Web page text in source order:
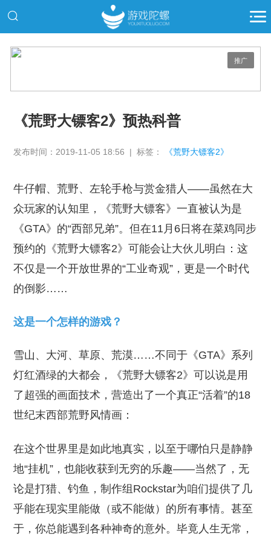
推广
《荒野大镖客2》预热科普
发布时间：2019-11-05 18:56 | 标签： 《荒野大镖客2》
牛仔帽、荒野、左轮手枪与赏金猎人——虽然在大
众玩家的认知里，《荒野大镖客》一直被认为是
《GTA》的“西部兄弟”。但在11月6日将在菜鸡同步
预约的《荒野大镖客2》可能会让大伙儿明白：这
不仅是一个开放世界的“工业奇观”，更是一个时代
的倒影……
这是一个怎样的游戏？
雪山、大河、草原、荒漠……不同于《GTA》系列
灯红酒绿的大都会，《荒野大镖客2》可以说是用
了超强的画面技术，营造出了一个真正“活着”的18
世纪末西部荒野风情画：
在这个世界里是如此地真实，以至于哪怕只是静静
地“挂机”，也能收获到无穷的乐趣——当然了，无
论是打猎、钓鱼，制作组Rockstar为咱们提供了几
乎能在现实里能做（或不能做）的所有事情。甚至
于，你总能遇到各种神奇的意外。毕竟人生无常，